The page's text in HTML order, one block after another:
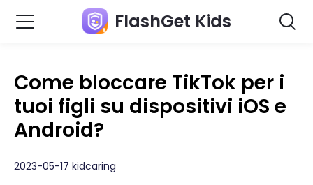
FlashGet Kids
Come bloccare TikTok per i
tuoi figli su dispositivi iOS e
Android?
2023-05-17 kidcaring